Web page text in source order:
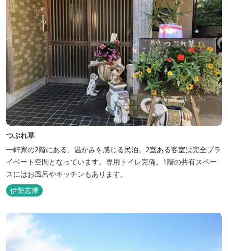
つぶれ草
一軒家の2階にある、温かみを感じる民泊。2室ある客室は完全プラ
イベート空間となっています。専用トイレ完備。1階の共有スペー
スにはお風呂やキッチンもあります。
伊勢志摩